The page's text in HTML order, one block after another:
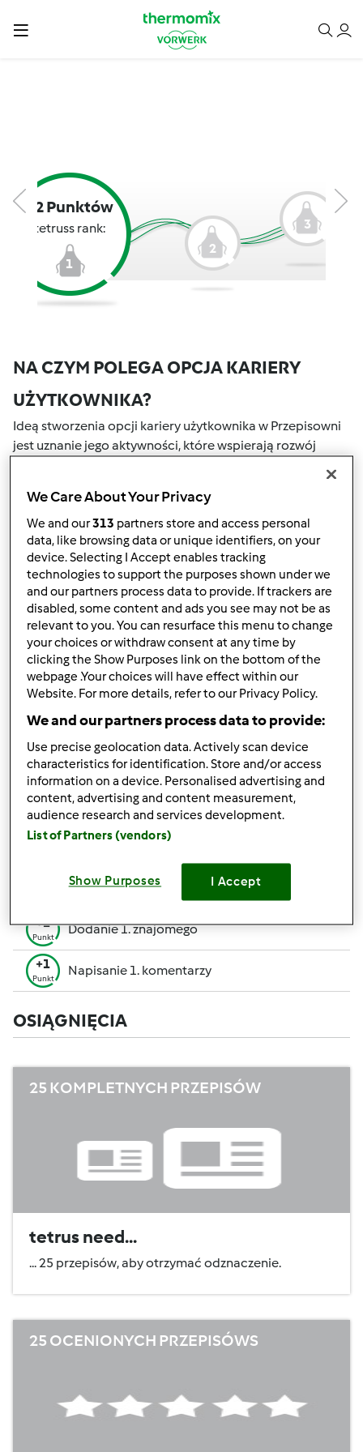
12 Punktów
tetruss rank:
1
2
3
NA CZYM POLEGA OPCJA KARIERY
UŻYTKOWNIKA?
Ideą stworzenia opcji kariery użytkownika w Przepisowni
jest uznanie jego aktywności, które wspierają rozwój
portalu społecznościowym są nagradzane przez punkty.
Osiągnięcie określonej liczby punktów, automatycznie
podwyższa Twoje miejsce w rankingu społecznościowym,
który określany jest numerem wewnątrz fartucha obok
nazwy użytkownika.
W JAKI SPOSÓB MOŻESZ OTRZYMAĆ
PUNKTY ZA AKTYWNOŚĆ?
Punkty można otrzymać za aktywności, które są
wymienione poniżej. Za każdym razem, gdy otrzymujesz
punkty, są one dodawane to Twojej kariery użytkownika.
Poniżej możesz również sprawdzić które aktywności
społecznościowym.
+50
Punktów
Zwycięzca konkursu
+10
Utworzenie przepisu (całość = 10 pkt, część =
Ocenienie 1 przepisu
+1
Punkt
Dodanie 1. znajomego
+1
Punkt
Napisanie 1. komentarzy
OSIĄGNIĘCIA
25 KOMPLETNYCH PRZEPISÓW
tetrus need...
... 25 przepisów, aby otrzymać odznaczenie.
25 OCENIONYCH PRZEPISÓWS
We Care About Your Privacy
We and our313 partners store and access personal
data, like browsing data or unique identifiers, on your
device. Selecting I Accept enables tracking
technologies to support the purposes shown under we
and our partners process data to provide. If trackers are
disabled, some content and ads you see may not be as
relevant to you. You can resurface this menu to change
your choices or withdraw consent at any time by
clicking the Show Purposes link on the bottom of the
webpage .Your choices will have effect within our
Website. For more details, refer to our Privacy Policy.
We and our partners process data to provide:
Use precise geolocation data. Actively scan device
characteristics for identification. Store and/or access
information on a device. Personalised advertising and
content, advertising and content measurement,
audience research and services development.
List of Partners (vendors)
Show Purposes I Accept